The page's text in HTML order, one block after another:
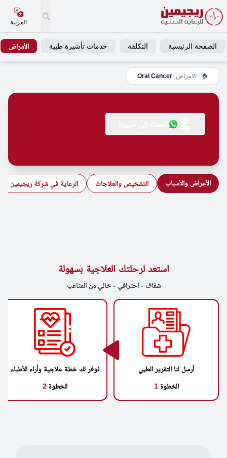
العربية
الصفحة الرئيسية التكلفة خدمات تأشيرة طبية الأمراض
🏠
> الأمراض>
Oral Cancer
الأعراض والأسباب التشخيص والعلاجات الرعاية في شركة ريجيمين
استعد لرحلتك العلاجية بسهولة
شفاف - احترافي - خالي من المتاعب
أرسل لنا التقرير الطبي
الخطوة1
نوفر لك خطة علاجية وأراء الأطباء
الخطوة2